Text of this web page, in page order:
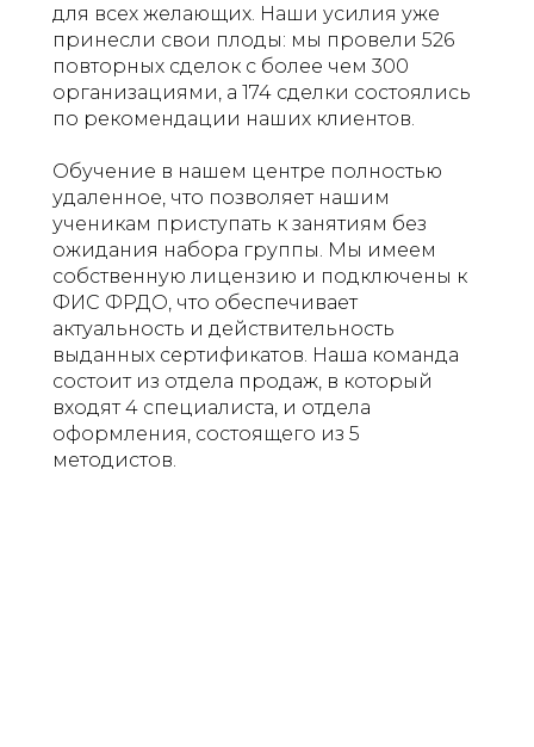
для всех желающих. Наши усилия уже
принесли свои плоды: мы провели 526
повторных сделок с более чем 300
организациями, а 174 сделки состоялись
по рекомендации наших клиентов.
Обучение в нашем центре полностью
удаленное, что позволяет нашим
ученикам приступать к занятиям без
ожидания набора группы. Мы имеем
собственную лицензию и подключены к
ФИС ФРДО, что обеспечивает
актуальность и действительность
выданных сертификатов. Наша команда
состоит из отдела продаж, в который
входят 4 специалиста, и отдела
оформления, состоящего из 5
методистов.